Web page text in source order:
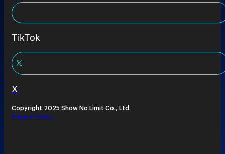
TikTok
X
Copyright 2025 Show No Limit Co., Ltd.
Privacy Policy